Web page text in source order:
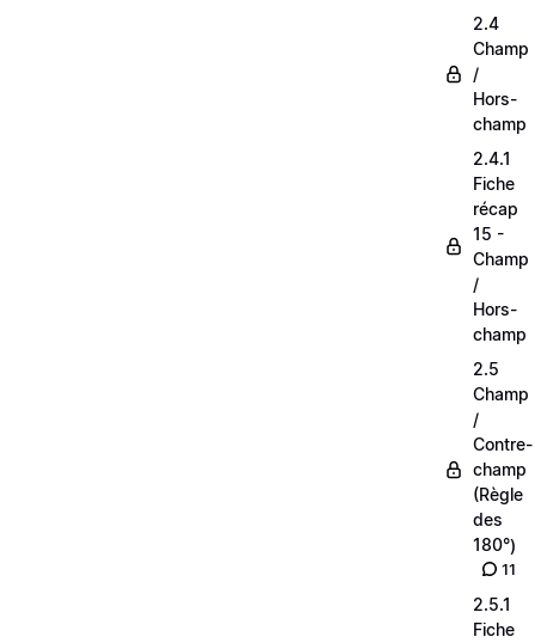
2.4
Champ
/
Hors-
champ
2.4.1
Fiche
récap
15 -
Champ
/
Hors-
champ
2.5
Champ
/
Contre-
champ
(Règle
des
180°)
11
2.5.1
Fiche